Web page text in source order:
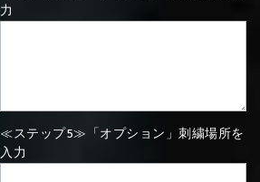
力
≪ステップ5≫「オプション」刺繍場所を
入力